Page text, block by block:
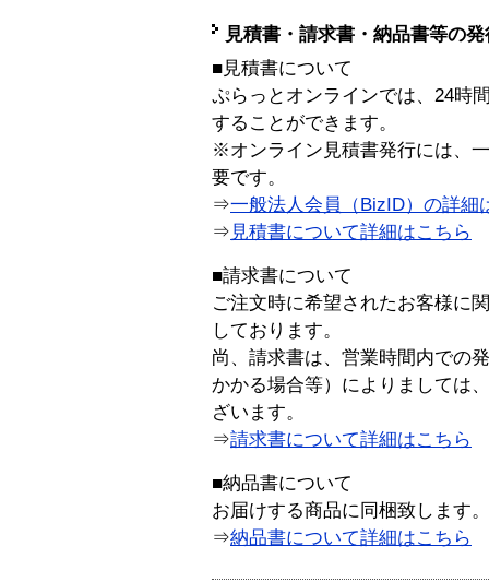
見積書・請求書・納品書等の
■見積書について
ぷらっとオンラインでは、24時
することができます。
※オンライン見積書発行には、
要です。
⇒一般法人会員（BizID）の詳細
⇒ 見積書について詳細はこちら
■請求書について
ご注文時に希望されたお客様に
しております。
尚、請求書は、営業時間内での
かかる場合等）によりましては
ざいます。
⇒請求書について詳細はこちら
■納品書について
お届けする商品に同梱致します。
⇒納品書について詳細はこちら